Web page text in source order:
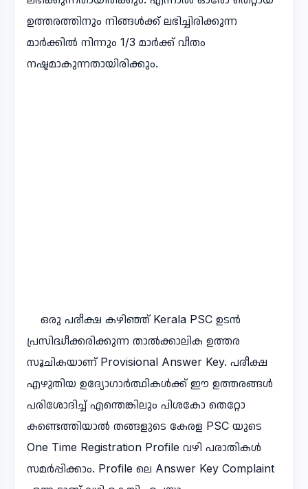
ഉത്തരത്തിനും നിങ്ങൾക്ക് ലഭിച്ചിരിക്കുന്ന
മാർക്കിൽ നിന്നും 1/3 മാർക്ക് വീതം
നഷ്ടമാകുന്നതായിരിക്കും.
ഒരു പരീക്ഷ കഴിഞ്ഞ് Kerala PSC ഉടൻ
പ്രസിദ്ധീക്കരിക്കുന്ന താൽക്കാലിക ഉത്തര
സൂചികയാണ് Provisional Answer Key. പരീക്ഷ
എഴുതിയ ഉദ്യോഗാർത്ഥികൾക്ക് ഈ ഉത്തരങ്ങൾ
പരിശോദിച്ച് എന്തെങ്കിലും പിശകോ തെറ്റോ
കണ്ടെത്തിയാൽ തങ്ങളുടെ കേരള PSC യുടെ
One Time Registration Profile വഴി പരാതികൾ
സമർപ്പിക്കാം. Profile ലെ Answer Key Complaint